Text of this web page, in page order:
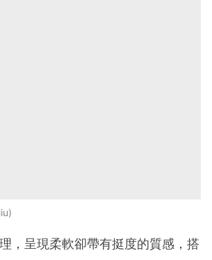
，呈現柔軟卻帶有挺度的質感，搭